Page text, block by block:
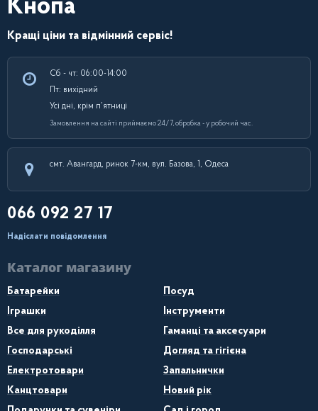
Кнопа
Кращі ціни та відмінний сервіс!
Сб - чт: 06:00-14:00
Пт: вихідний
Усі дні, крім п’ятниці
Замовлення на сайті приймаємо 24/7, обробка - у робочий час.
смт. Авангард, ринок 7-км, вул. Базова, 1, Одеса
066 092 27 17
Надіслати повідомлення
Каталог магазину
Батарейки
Посуд
Іграшки
Інструменти
Все для рукоділля
Гаманці та аксесуари
Господарські
Догляд та гігієна
Електротовари
Запальнички
Канцтовари
Новий рік